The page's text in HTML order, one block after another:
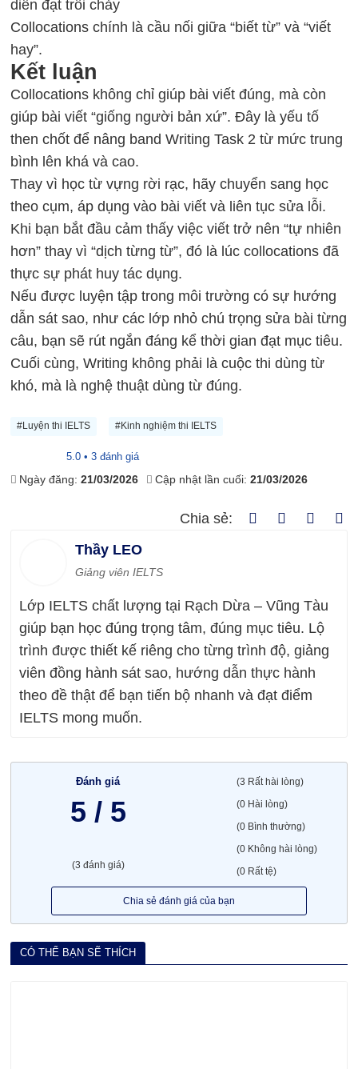
diễn đạt trôi chảy
Collocations chính là cầu nối giữa “biết từ” và “viết
hay”.
Kết luận
Collocations không chỉ giúp bài viết đúng, mà còn
giúp bài viết “giống người bản xứ”. Đây là yếu tố
then chốt để nâng band Writing Task 2 từ mức trung
bình lên khá và cao.
Thay vì học từ vựng rời rạc, hãy chuyển sang học
theo cụm, áp dụng vào bài viết và liên tục sửa lỗi.
Khi bạn bắt đầu cảm thấy việc viết trở nên “tự nhiên
hơn” thay vì “dịch từng từ”, đó là lúc collocations đã
thực sự phát huy tác dụng.
Nếu được luyện tập trong môi trường có sự hướng
dẫn sát sao, như các lớp nhỏ chú trọng sửa bài từng
câu, bạn sẽ rút ngắn đáng kể thời gian đạt mục tiêu.
Cuối cùng, Writing không phải là cuộc thi dùng từ
khó, mà là nghệ thuật dùng từ đúng.
#Luyện thi IELTS #Kinh nghiệm thi IELTS
5.0 • 3 đánh giá
Ngày đăng:21/03/2026 Cập nhật lần cuối:21/03/2026
Chia sẻ:
Thầy LEO
Giảng viên IELTS
Lớp IELTS chất lượng tại Rạch Dừa – Vũng Tàu
giúp bạn học đúng trọng tâm, đúng mục tiêu. Lộ
trình được thiết kế riêng cho từng trình độ, giảng
viên đồng hành sát sao, hướng dẫn thực hành
theo đề thật để bạn tiến bộ nhanh và đạt điểm
IELTS mong muốn.
Đánh giá
5 / 5
(3 đánh giá)
(3 Rất hài lòng)
(0 Hài lòng)
(0 Bình thường)
(0 Không hài lòng)
(0 Rất tệ)
Chia sẻ đánh giá của bạn
CÓ THỂ BẠN SẼ THÍCH